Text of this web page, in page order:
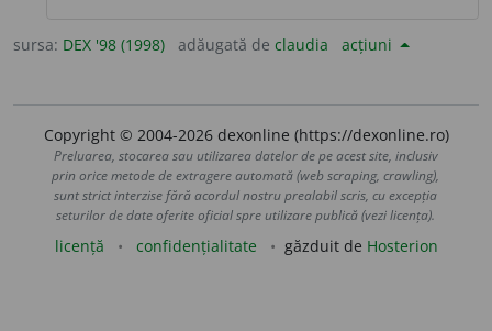
sursa: DEX '98 (1998) adăugată de claudia acțiuni
Copyright © 2004-2026 dexonline (https://dexonline.ro)
Preluarea, stocarea sau utilizarea datelor de pe acest site, inclusiv
prin orice metode de extragere automată (web scraping, crawling),
sunt strict interzise fără acordul nostru prealabil scris, cu excepția
seturilor de date oferite oficial spre utilizare publică (vezi licența).
licență confidențialitate găzduit de Hosterion